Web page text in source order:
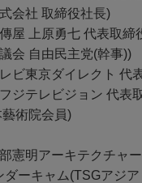
会社 取締役社長)
屋 上原勇七 代表取締
会 自由民主党(幹事))
ビ東京ダイレクト 代
ジテレビジョン 代表
術院会員)
憲明アーキテクチャ
ーキャム(TSGアジ